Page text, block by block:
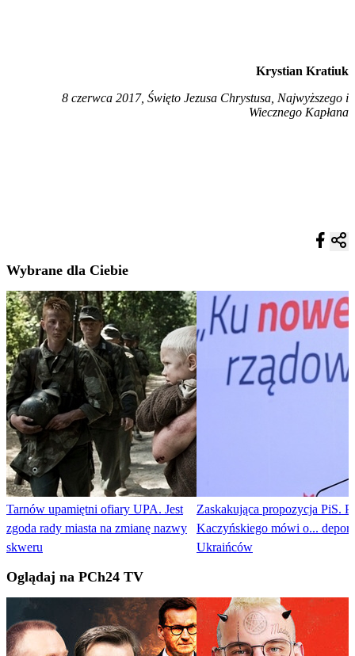
Krystian Kratiuk
8 czerwca 2017, Święto Jezusa Chrystusa, Najwyższego i
Wiecznego Kapłana
Wybrane dla Ciebie
Tarnów upamiętni ofiary UPA. Jest
zgoda rady miasta na zmianę nazwy
skweru
Zaskakująca propozycja PiS.
Kaczyńskiego mówi o...
Ukraińców
Oglądaj na PCh24 TV